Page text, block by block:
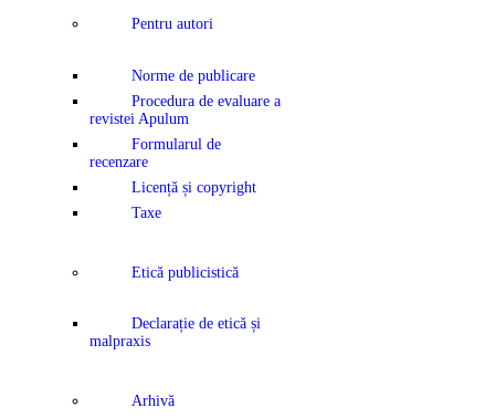
Pentru autori
Norme de publicare
Procedura de evaluare a
revistei Apulum
Formularul de
recenzare
Licență și copyright
Taxe
Etică publicistică
Declarație de etică și
malpraxis
Arhivă